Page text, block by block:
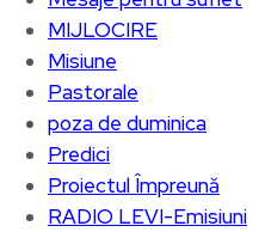
MIJLOCIRE
Misiune
Pastorale
poza de duminica
Predici
Proiectul Împreună
RADIO LEVI-Emisiuni